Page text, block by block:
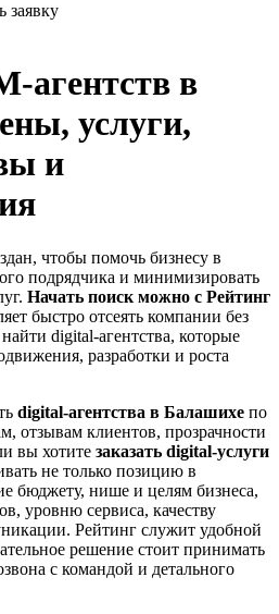
заявку
агентств в
услуги,
и
чтобы помочь бизнесу в
подрядчика и минимизировать
Начать поиск можно с Рейтинг
быстро отсеять компании без
digital-агентства, которые
разработки и роста
digital-агентства в Балашихе по
отзывам клиентов, прозрачности
вы хотите заказать digital-услуги
не только позицию в
бюджету, нише и целям бизнеса,
уровню сервиса, качеству
Рейтинг служит удобной
решение стоит принимать
с командой и детального